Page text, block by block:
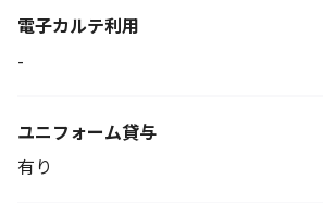
電子カルテ利用
-
ユニフォーム貸与
有り